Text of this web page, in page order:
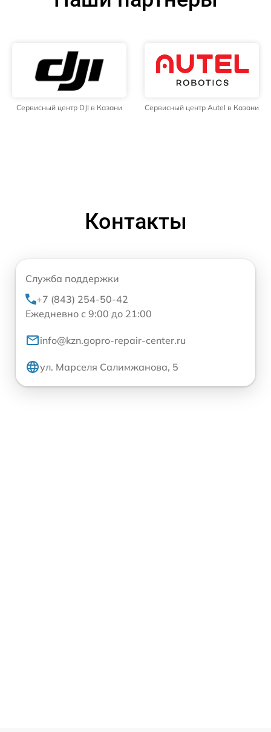
Сервисный центр DJI в Казани Сервисный центр Autel в Казани
Контакты
Служба поддержки
+7 (843) 254-50-42
Ежедневно с 9:00 до 21:00
info@kzn.gopro-repair-center.ru
ул. Марселя Салимжанова, 5